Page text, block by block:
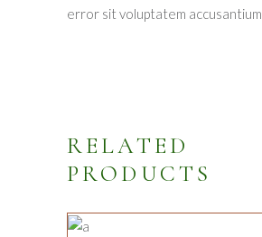
error sit voluptatem accusantium.
RELATED
PRODUCTS